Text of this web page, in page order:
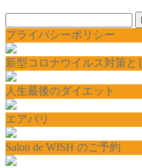
プライバシーポリシー
新型コロナウイルス対策と
人生最後のダイエット
エアバリ
Salon de WISH のご予約